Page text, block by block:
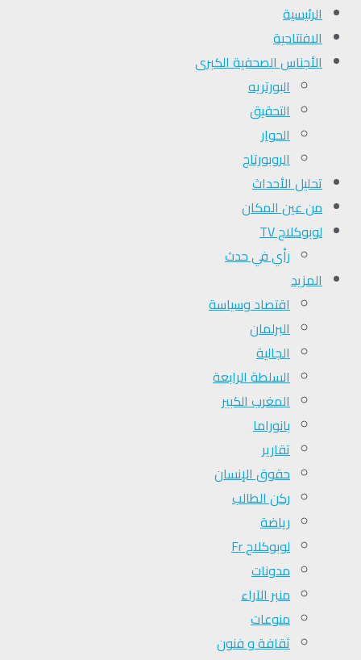
الرئيسية
الافتتاحية
الأجناس الصحفية الكبرى
البورتريه
التحقیق
الحوار
الروبورتاج
تحلیل الأحداث
من عين المكان
لوبوكلاج TV
رأي في حدث
المزيد
اقتصاد وسياسة
البرلمان
الجالية
السلطة الرابعة
المغرب الكبير
بانوراما
تقارير
حقوق الإنسان
ركن الطالب
رياضة
لوبوكلاج Fr
مدونات
منبر الآراء
منوعات
ثقافة و فنون